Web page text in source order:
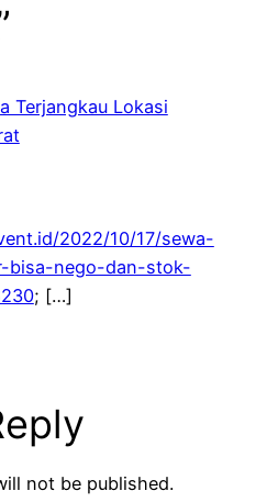
Terjangkau Lokasi
2022/10/17/sewa-
bisa-nego-dan-stok-
; […]
not be published.